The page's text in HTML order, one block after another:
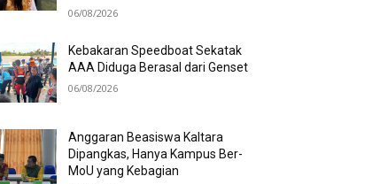
06/08/2026
Kebakaran Speedboat Sekatak
AAA Diduga Berasal dari Genset
06/08/2026
Anggaran Beasiswa Kaltara
Dipangkas, Hanya Kampus Ber-
MoU yang Kebagian